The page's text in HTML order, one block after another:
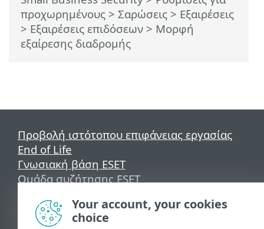
προχωρημένους > Σαρώσεις > Εξαιρέσεις
> Εξαιρέσεις επιδόσεων > Μορφή
εξαίρεσης διαδρομής
Προβολή ιστότοπου επιφάνειας εργασίας
End of Life
Γνωσιακή βάση ESET
Ομάδα συζήτησης ESET
Τοπική υποστήριξηYour account, your cookies
choice